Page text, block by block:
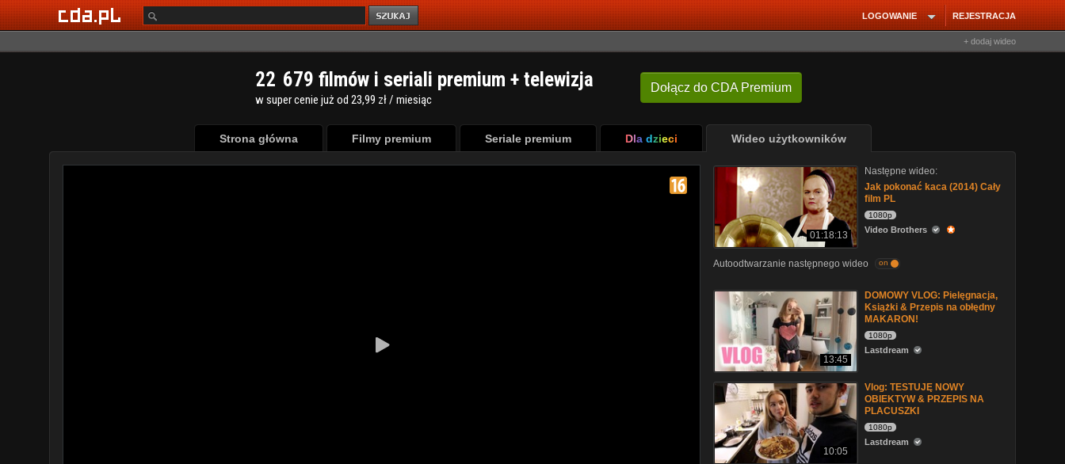
REJESTRACJA
LOGOWANIE
+ dodaj wideo
Dołącz do CDA Premium
22 679 filmów i seriali premium + telewizja
w super cenie już od 23,99 zł / miesiąc
Strona główna Filmy premium Seriale premium Dla dzieci Wideo użytkowników
01:18:13
Następne wideo:
Jak pokonać kaca (2014) Cały
film PL
1080p
Video Brothers
Autoodtwarzanie następnego wideo on
13:45
DOMOWY VLOG: Pielęgnacja,
Książki & Przepis na obłędny
MAKARON!
1080p
Lastdream
10:05
Vlog: TESTUJĘ NOWY
OBIEKTYW & PRZEPIS NA
PLACUSZKI
1080p
Lastdream